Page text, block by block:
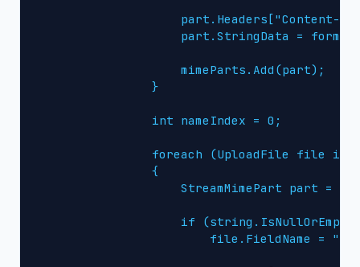
part.Headers["Content-
part.StringData =
                    mimeParts.Add(part);
                }
                int nameIndex = 0;
foreach (UploadFile file in
                {
StreamMimePart part =
if
file.FieldName =